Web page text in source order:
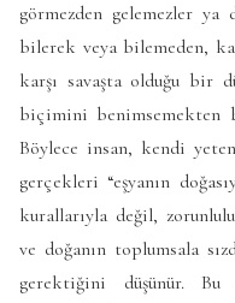
görmezden gelemezler ya
bilerek veya bilemeden,
karşı savaşta olduğu bir
biçimini benimsemekten
Böylece insan, kendi
gerçekleri “eşyanın
kurallarıyla değil,
ve doğanın toplumsala
gerektiğini düşünür. Bu